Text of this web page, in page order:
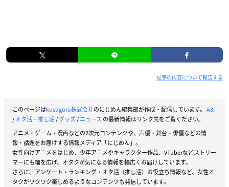
記事の内容について報告する
このページはkusuguru株式会社のにじめん編集部が作成・配信しています。 A3!
/オタ活・推し活/グッズ/ニュース の最新情報はリンク先をご覧ください。
アニメ・ゲーム・漫画などの2次元コンテンツや、声優・舞台・俳優などの情
報・話題をお届けする情報メディア「にじめん」。
女性向けアニメをはじめ、少年アニメやキャラクター作品、VTuberなどストリー
マーにも幅を広げ、オタクが気になる情報を幅広くお届けしています。
さらに、アンケート・ランキング・オタ活（推し活）お役立ち情報など、女性オ
タクがワクワク楽しめるようなコンテンツも発信しています。